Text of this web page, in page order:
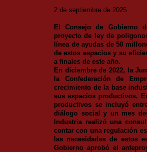
2 de septiembre de 2025
El Consejo de Gobierno
proyecto de ley de
línea de ayudas de 50
de estos espacios y su
a finales de este año.
En diciembre de 2022, la
la Confederación de
crecimiento de la base
sus espacios productivos.
productivos se incluyó
diálogo social y un mes
Industria realizó una
contar con una regulación
las necesidades de estos
Gobierno aprobó el